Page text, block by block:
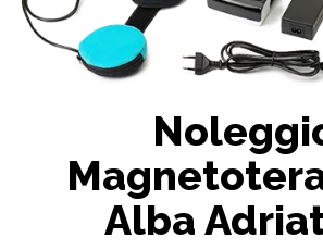
Alba